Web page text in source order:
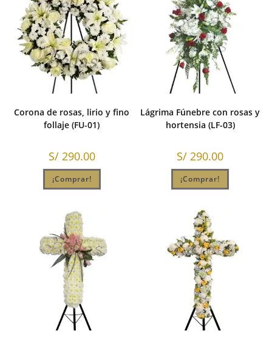
Corona de rosas, lirio y fino
follaje (FU-01)
S/290.00
¡Comprar!
Lágrima Fúnebre con rosas y
hortensia (LF-03)
S/ 290.00
¡Comprar!